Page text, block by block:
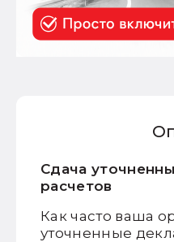
Сдача
расчетов
Как часто ваша
уточненные